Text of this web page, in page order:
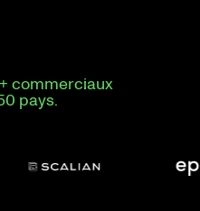
commerciaux
pays.